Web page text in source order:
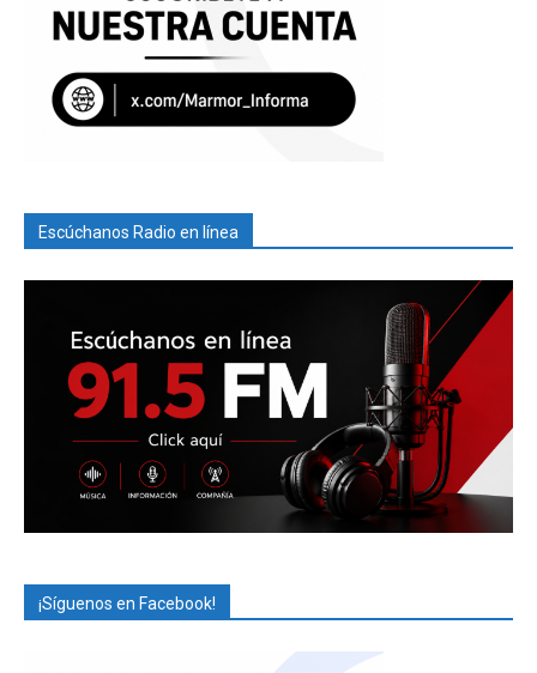
Escúchanos Radio en línea
¡Síguenos en Facebook!